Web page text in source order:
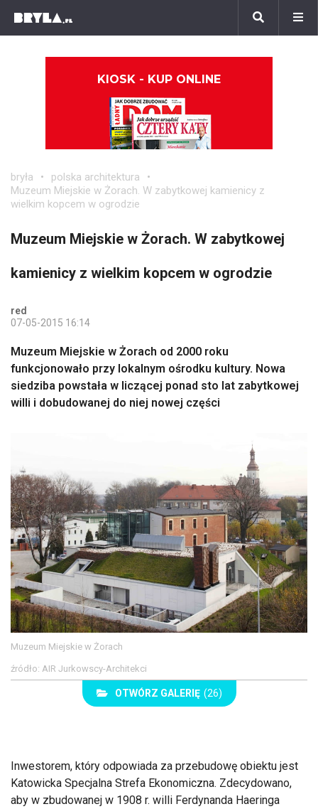
KIOSK - KUP ONLINE
bryła
polska architektura
Muzeum Miejskie w Żorach. W zabytkowej kamienicy z
wielkim kopcem w ogrodzie
Muzeum Miejskie w Żorach. W zabytkowej
kamienicy z wielkim kopcem w ogrodzie
red
07-05-2015 16:14
Muzeum Miejskie w Żorach od 2000 roku
funkcjonowało przy lokalnym ośrodku kultury. Nowa
siedziba powstała w liczącej ponad sto lat zabytkowej
willi i dobudowanej do niej nowej części
Muzeum Miejskie w Żorach
źródło: AIR Jurkowscy-Architekci
OTWÓRZ GALERIĘ (26)
Inwestorem, który odpowiada za przebudowę obiektu jest
Katowicka Specjalna Strefa Ekonomiczna. Zdecydowano,
aby w zbudowanej w 1908 r. willi Ferdynanda Haeringa